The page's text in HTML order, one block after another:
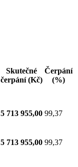
Skutečné
čerpání(Kč)
Čerpání
(%)
5 713 955,00 99,37
5 713 955,00 99,37